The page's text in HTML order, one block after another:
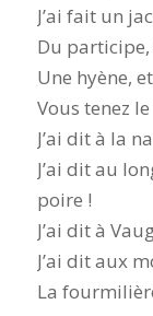
J’ai fait un
Du participe,
Une hyène,
Vous tenez
J’ai dit à la
J’ai dit au
poire !
J’ai dit à
J’ai dit aux
La